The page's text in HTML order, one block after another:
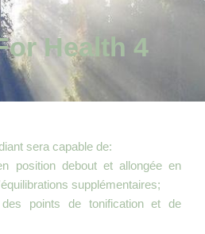
Health 4
sera capable de:
position debout et allongée en
supplémentaires;
points de tonification et de